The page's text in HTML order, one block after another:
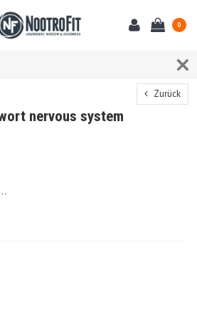
0
Zurück
nervous system